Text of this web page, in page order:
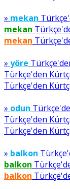
» mekan
mekan
mekan
» yöre
Türkçe'den
Türkçe'den
» odun
Türkçe'den
Türkçe'den
» balkon
balkon
balkon